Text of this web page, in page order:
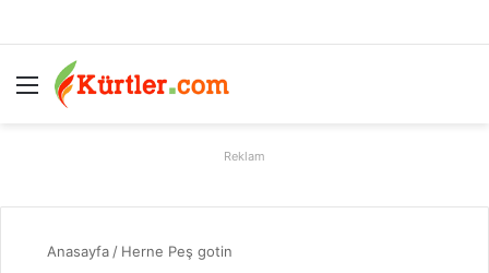
Menü
Reklam
Anasayfa / Herne Peş gotin